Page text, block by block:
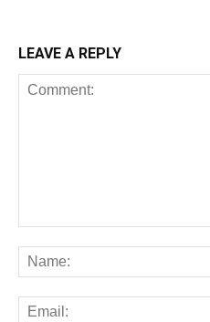
LEAVE A REPLY